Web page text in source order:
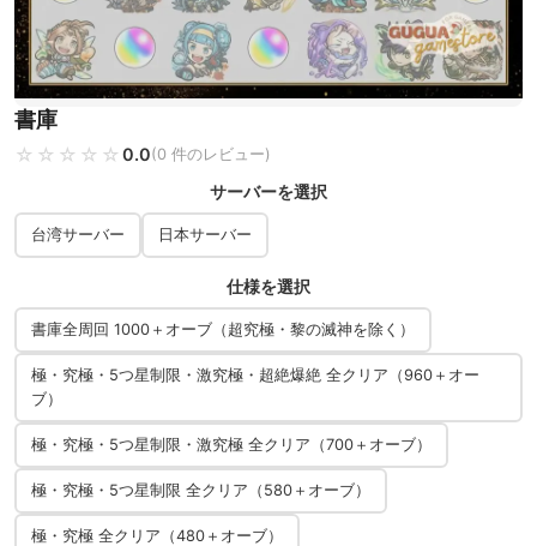
書庫
☆☆☆☆☆
★★★★★ 0.0(0 件のレビュー)
サーバーを選択
台湾サーバー 日本サーバー
仕様を選択
書庫全周回 1000＋オーブ（超究極・黎の滅神を除く）
極・究極・5つ星制限・激究極・超絶爆絶 全クリア（960＋オー
ブ）
極・究極・5つ星制限・激究極 全クリア（700＋オーブ）
極・究極・5つ星制限 全クリア（580＋オーブ）
極・究極 全クリア（480＋オーブ）